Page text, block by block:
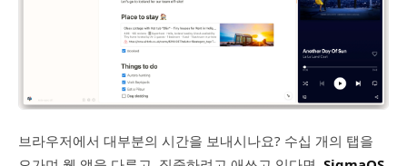
브라우저에서 대부분의 시간을 보내시나요? 수십 개의 탭을